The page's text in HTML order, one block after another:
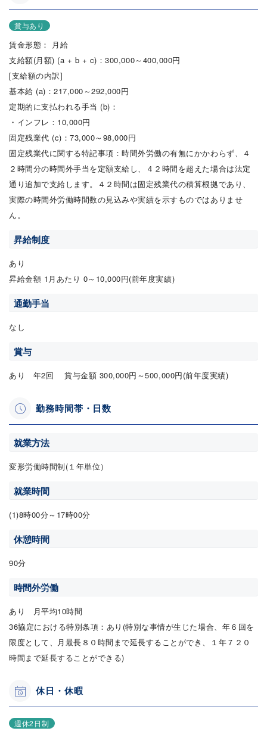
賞与あり
賃金形態： 月給
支給額(月額) (a + b + c)：300,000～400,000円
[支給額の内訳]
基本給 (a)：217,000～292,000円
定期的に支払われる手当 (b)：
・インフレ：10,000円
固定残業代 (c)：73,000～98,000円
固定残業代に関する特記事項：時間外労働の有無にかかわらず、４
２時間分の時間外手当を定額支給し、４２時間を超えた場合は法定
通り追加で支給します。４２時間は固定残業代の積算根拠であり、
実際の時間外労働時間数の見込みや実績を示すものではありませ
ん。
昇給制度
あり
昇給金額 1月あたり 0～10,000円(前年度実績)
通勤手当
なし
賞与
あり 年2回 賞与金額 300,000円～500,000円(前年度実績)
勤務時間帯・日数
就業方法
変形労働時間制(１年単位）
就業時間
(1)8時00分～17時00分
休憩時間
90分
時間外労働
あり 月平均10時間
36協定における特別条項：あり(特別な事情が生じた場合、年６回を
限度として、月最長８０時間まで延長することができ、１年７２０
時間まで延長することができる)
休日・休暇
週休2日制